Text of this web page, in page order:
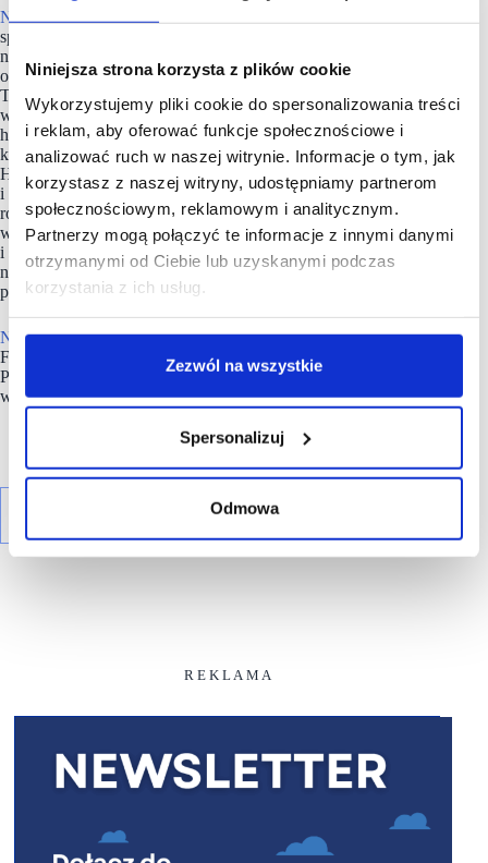
Niniejsza strona korzysta z plików cookie
Wykorzystujemy pliki cookie do spersonalizowania treści
i reklam, aby oferować funkcje społecznościowe i
analizować ruch w naszej witrynie. Informacje o tym, jak
korzystasz z naszej witryny, udostępniamy partnerom
społecznościowym, reklamowym i analitycznym.
Partnerzy mogą połączyć te informacje z innymi danymi
otrzymanymi od Ciebie lub uzyskanymi podczas
korzystania z ich usług.
Zezwól na wszystkie
Spersonalizuj
Odmowa
NEINVERto hiszpańska, międzynarodowa firma
specjalizująca się w budowie oraz inwestycjach na rynku
nieruchomości i zarządzaniu nimi. Czołowy operator centrów
outletowych w Hiszpanii i Polsce, posiada dwie marki własne:
The Style Outlets i FACTORY. Spółka NEINVER, założona
w 1969 roku, zarządza 17 centrami outletowymi i 4 parkami
handlowymi, współpracując z ponad 800 markami w sześciu
krajach europejskich: Francji, Niemczech, Włoszech, Polsce,
Hiszpanii
i Holandii. W ramach zaangażowania w zrównoważony
rozwój, strategia firmy Building Tomorrow ma na celu
wywarcie pozytywnego wpływu na społeczeństwo
i środowisko naturalne, zwiększenie odporności firmy
na trudności rynkowe oraz podniesienie zaangażowania
pracowników.
NEINVERw Polsce zarządza siecią pięciu outletów
FACTORY: w Warszawie (Annopol i Ursus), Krakowie,
Poznaniu i Gliwicach oraz parkiem handlowym Futura
w Krakowie.
R E K L A M A